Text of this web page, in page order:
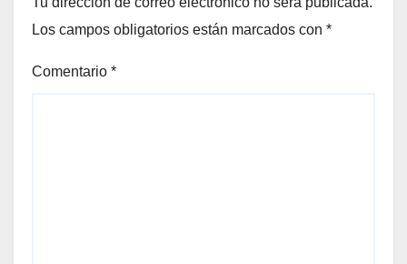
Los campos obligatorios están marcados con *
Comentario *